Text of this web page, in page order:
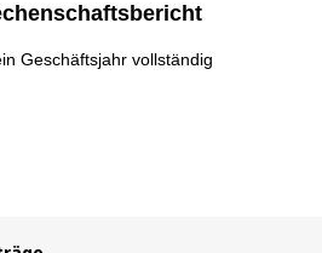
Geschäftsjahr vollständig